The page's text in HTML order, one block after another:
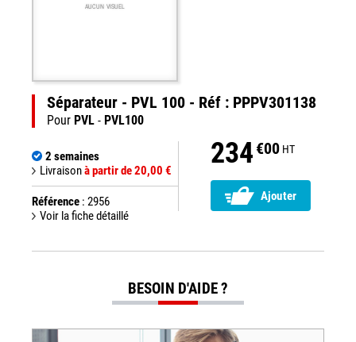
AUCUN VISUEL
Séparateur - PVL 100 - Réf : PPPV301138
Pour PVL - PVL100
2 semaines
Livraisonà partir de 20,00 €
Référence : 2956
Voir la fiche détaillé
234 €00 HT
Ajouter
BESOIN D'AIDE ?